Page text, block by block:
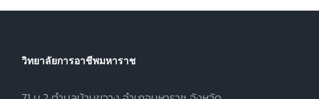
ฤดูร้อน ประจำปี
วิทยาลัยการอาชีพมหาราช